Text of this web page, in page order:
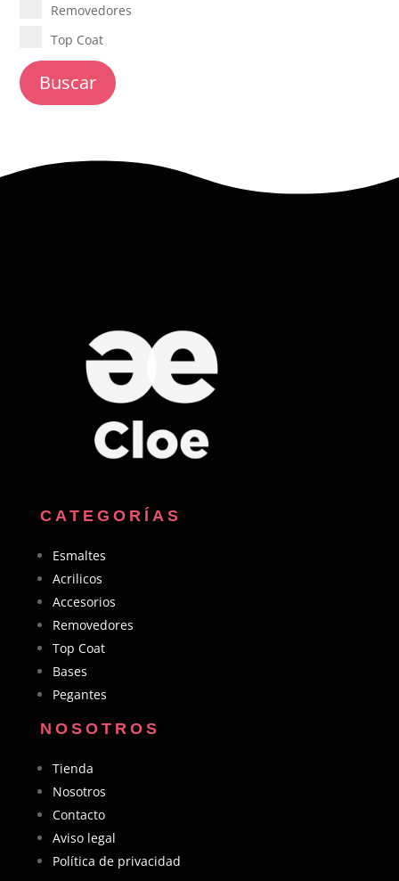
Removedores
Top Coat
Buscar
CATEGORÍAS
Esmaltes
Acrilicos
Accesorios
Removedores
Top Coat
Bases
Pegantes
NOSOTROS
Tienda
Nosotros
Contacto
Aviso legal
Política de privacidad